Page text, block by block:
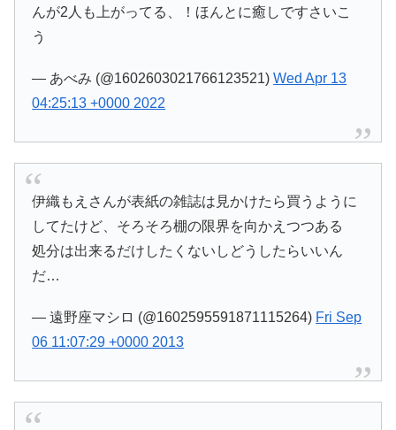
んが2人も上がってる、！ほんとに癒しですさいこ
う
— あべみ (@1602603021766123521)Wed Apr 13
04:25:13 +0000 2022
伊織もえさんが表紙の雑誌は見かけたら買うように
してたけど、そろそろ棚の限界を向かえつつある
処分は出来るだけしたくないしどうしたらいいん
だ…
— 遠野座マシロ (@1602595591871115264) Fri Sep
06 11:07:29 +0000 2013